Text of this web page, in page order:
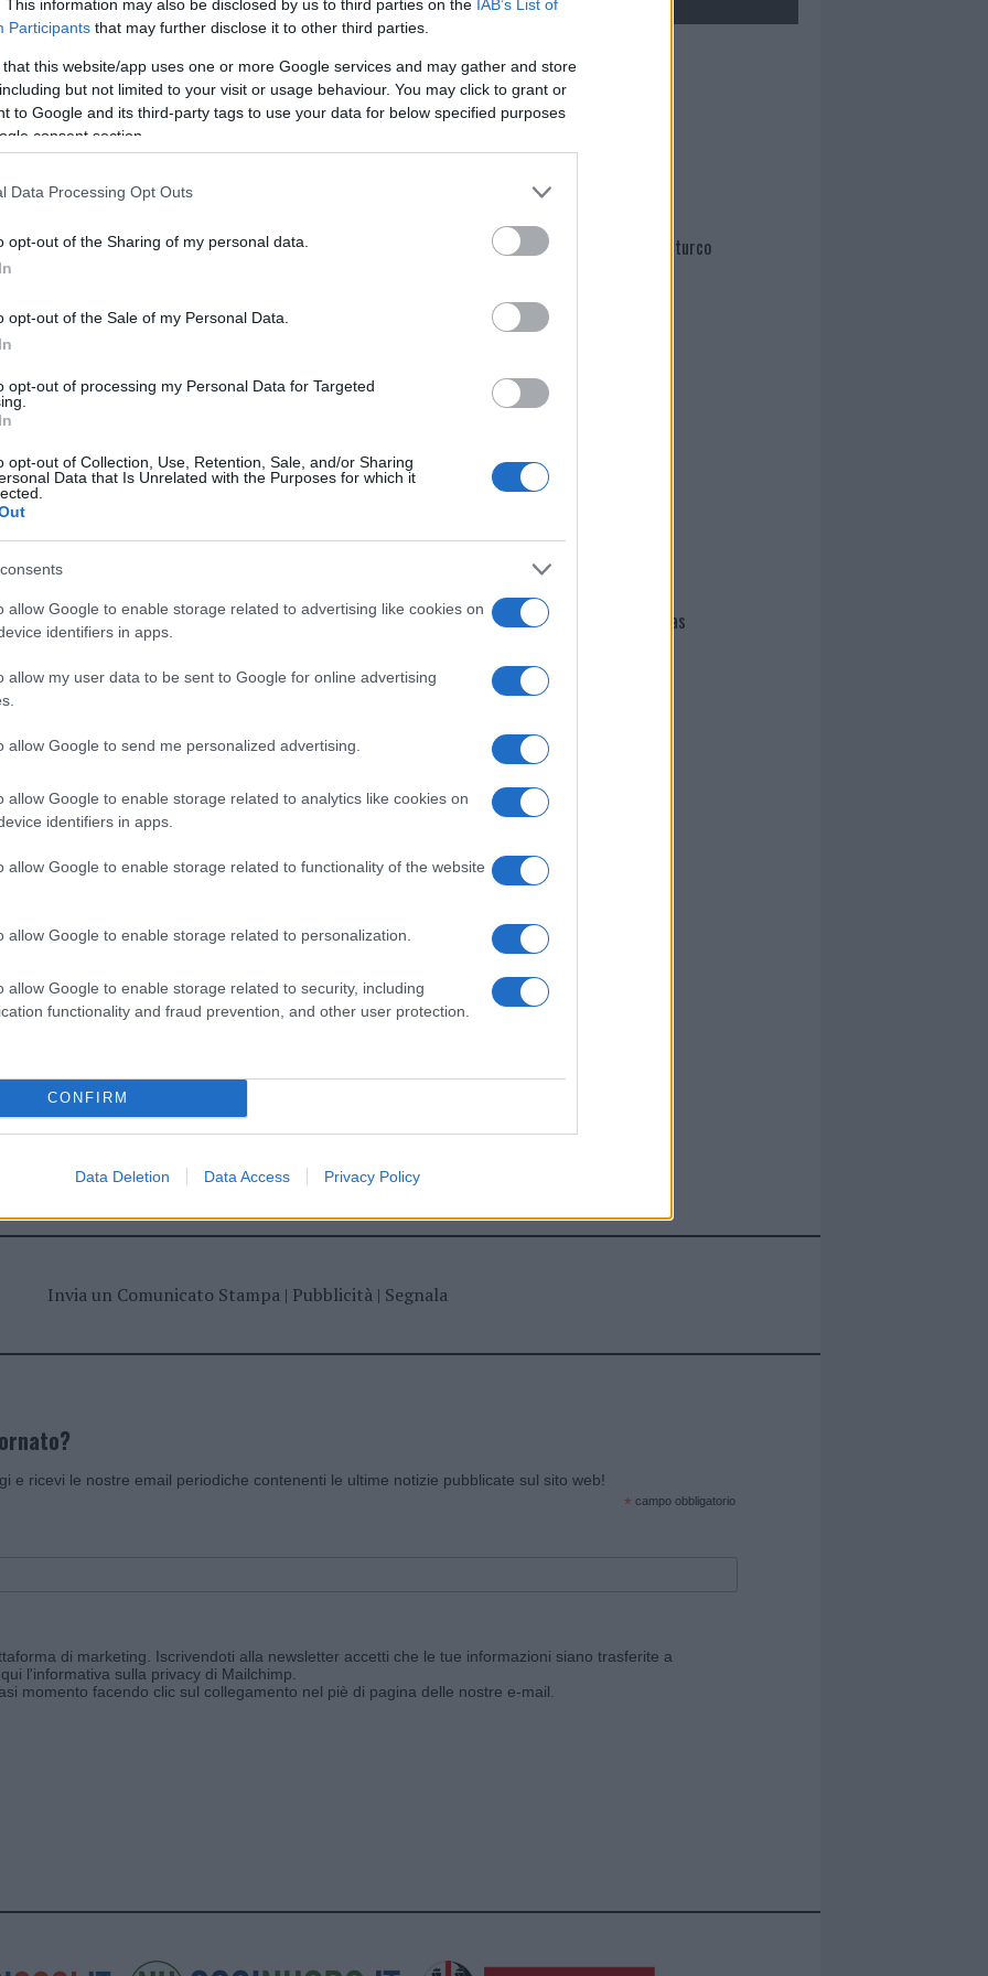
This information may also be disclosed by us to third parties on the IAB’s List of
Participants that may further disclose it to other third parties.
that this website/app uses one or more Google services and may gather and store
but not limited to your visit or usage behaviour. You may click to grant or
to Google and its third-party tags to use your data for below specified purposes
consent section.
Data Processing Opt Outs
opt-out of the Sharing of my personal data.
opt-out of the Sale of my Personal Data.
opt-out of processing my Personal Data for Targeted
opt-out of Collection, Use, Retention, Sale, and/or Sharing
Data that Is Unrelated with the Purposes for which it
allow Google to enable storage related to advertising like cookies on
identifiers in apps.
allow my user data to be sent to Google for online advertising
allow Google to send me personalized advertising.
allow Google to enable storage related to analytics like cookies on
identifiers in apps.
allow Google to enable storage related to functionality of the website
allow Google to enable storage related to personalization.
allow Google to enable storage related to security, including
functionality and fraud prevention, and other user protection.
CONFIRM
Data Deletion Data Access Privacy Policy
si faccia carico dell’urbanizzazione della
di farlo, in quanto di propria competenza
euro per la piscina, percorsi
nella sezioneLogindal menù del sito o
Comune Di Arzachena
i tuoi video e le tue foto
+39 345 356 7512
di GalluraOggi.it
news daGoogle News
Mario Malu
Paolo Pinna
Martina Agostina Diturco
Giovannimaria Cabras
Invia un Comunicato Stampa| Pubblicità| Segnala
e ricevi le nostre email periodiche contenenti le ultime notizie pubblicate sul sito web!
* campo obbligatorio
di marketing. Iscrivendoti alla newsletter accetti che le tue informazioni siano trasferite a
l'informativa sulla privacy di Mailchimp
momento facendo clic sul collegamento nel piè di pagina delle nostre e-mail.